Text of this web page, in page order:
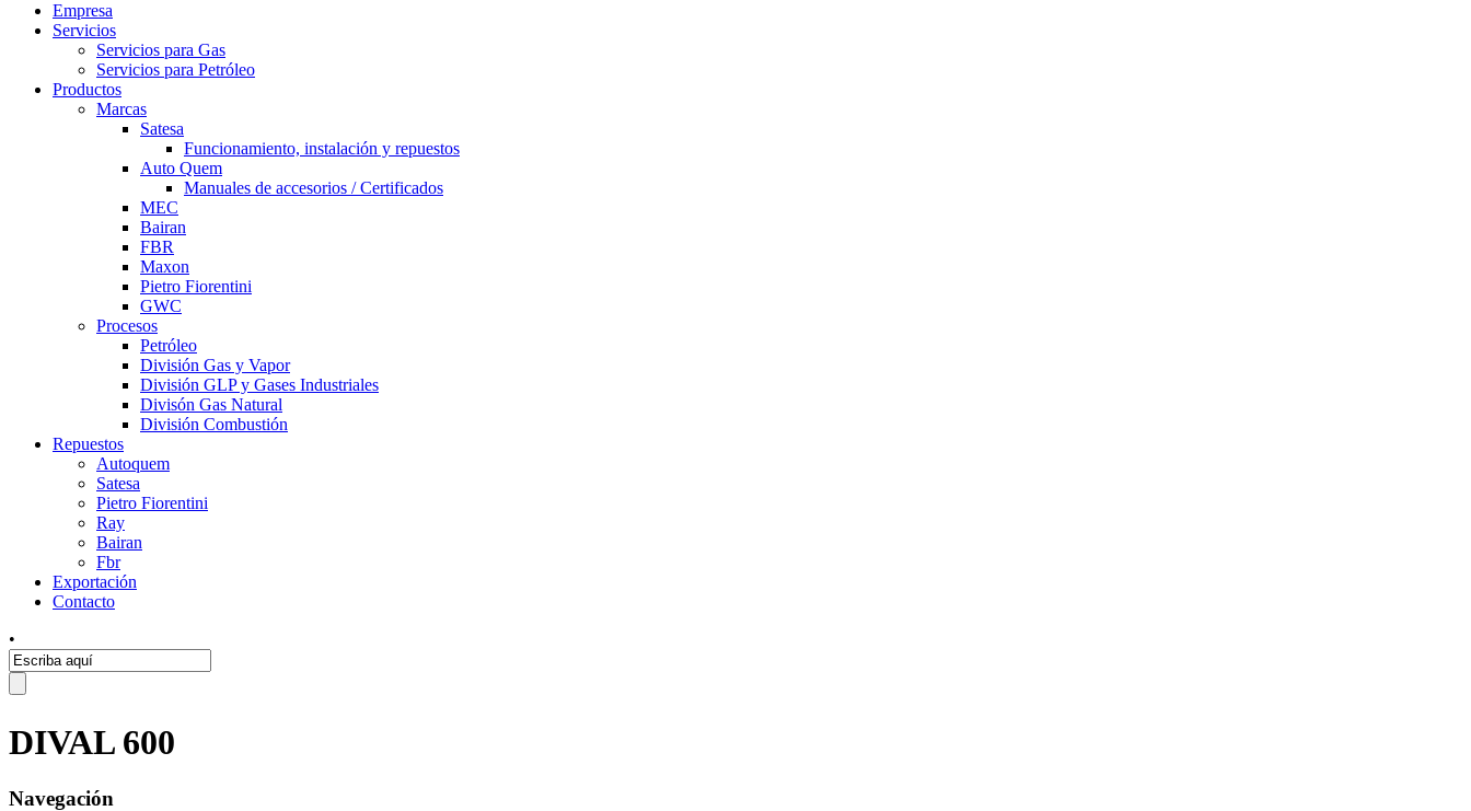
Empresa
Servicios
Servicios para Gas
Servicios para Petróleo
Productos
Marcas
Satesa
Funcionamiento, instalación y repuestos
Auto Quem
Manuales de accesorios / Certificados
MEC
Bairan
FBR
Maxon
Pietro Fiorentini
GWC
Procesos
Petróleo
División Gas y Vapor
División GLP y Gases Industriales
Divisón Gas Natural
División Combustión
Repuestos
Autoquem
Satesa
Pietro Fiorentini
Ray
Bairan
Fbr
Exportación
Contacto
•
DIVAL 600
Navegación